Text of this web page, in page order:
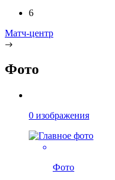
6
Матч-центр
Фото
0 изображения
Фото